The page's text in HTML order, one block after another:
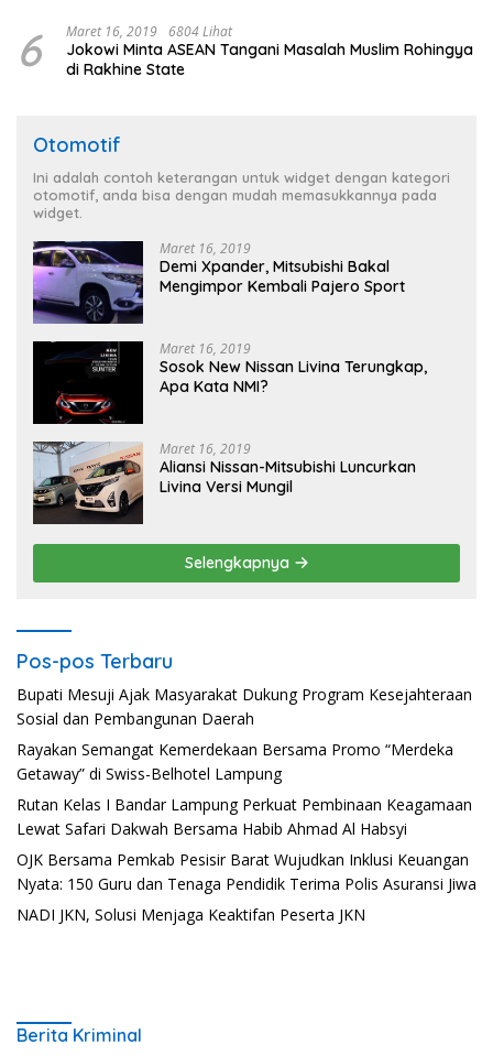
6
Maret 16, 2019 6804 Lihat
Jokowi Minta ASEAN Tangani Masalah Muslim Rohingya
di Rakhine State
Otomotif
Ini adalah contoh keterangan untuk widget dengan kategori
otomotif, anda bisa dengan mudah memasukkannya pada
widget.
Maret 16, 2019
Demi Xpander, Mitsubishi Bakal
Mengimpor Kembali Pajero Sport
Maret 16, 2019
Sosok New Nissan Livina Terungkap,
Apa Kata NMI?
Maret 16, 2019
Aliansi Nissan-Mitsubishi Luncurkan
Livina Versi Mungil
Selengkapnya
Pos-pos Terbaru
Bupati Mesuji Ajak Masyarakat Dukung Program Kesejahteraan
Sosial dan Pembangunan Daerah
Rayakan Semangat Kemerdekaan Bersama Promo “Merdeka
Getaway” di Swiss-Belhotel Lampung
Rutan Kelas I Bandar Lampung Perkuat Pembinaan Keagamaan
Lewat Safari Dakwah Bersama Habib Ahmad Al Habsyi
OJK Bersama Pemkab Pesisir Barat Wujudkan Inklusi Keuangan
Nyata: 150 Guru dan Tenaga Pendidik Terima Polis Asuransi Jiwa
NADI JKN, Solusi Menjaga Keaktifan Peserta JKN
Berita Kriminal